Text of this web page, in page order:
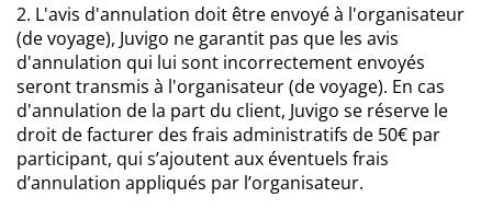
2. L'avis d'annulation doit être envoyé à l'organisateur
(de voyage), Juvigo ne garantit pas que les avis
d'annulation qui lui sont incorrectement envoyés
seront transmis à l'organisateur (de voyage). En cas
d'annulation de la part du client, Juvigo se réserve le
droit de facturer des frais administratifs de 50€ par
participant, qui s’ajoutent aux éventuels frais
d’annulation appliqués par l’organisateur.